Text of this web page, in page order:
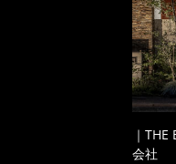
｜
会社